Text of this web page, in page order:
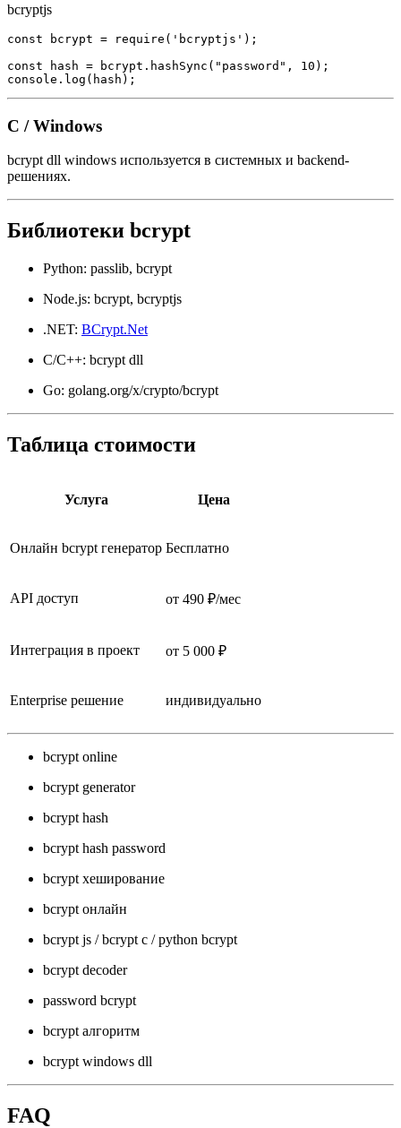
bcryptjs
const bcrypt = require('bcryptjs');
const hash = bcrypt.hashSync("password", 10);
console.log(hash);
C / Windows
bcrypt dll windows используется в системных и backend-
решениях.
Библиотеки bcrypt
Python: passlib, bcrypt
Node.js: bcrypt, bcryptjs
.NET: BCrypt.Net
C/C++: bcrypt dll
Go: golang.org/x/crypto/bcrypt
Таблица стоимости
Услуга Цена
Онлайн bcrypt генератор Бесплатно
API доступ от 490 ₽/мес
Интеграция в проект от 5 000 ₽
Enterprise решение индивидуально
bcrypt online
bcrypt generator
bcrypt hash
bcrypt hash password
bcrypt хеширование
bcrypt онлайн
bcrypt js / bcrypt c / python bcrypt
bcrypt decoder
password bcrypt
bcrypt алгоритм
bcrypt windows dll
FAQ